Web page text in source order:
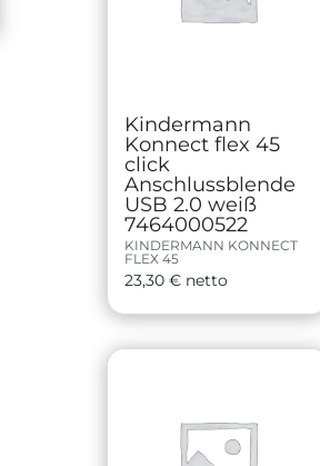
Kindermann
Konnect flex 45
click
Anschlussblende
USB 2.0 weiß
7464000522
KINDERMANN KONNECT
FLEX 45
23,30 € netto